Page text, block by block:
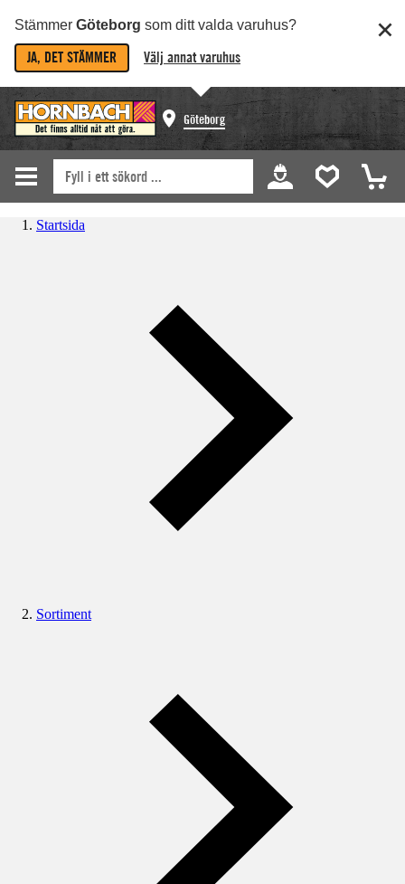
Stämmer Göteborg som ditt valda varuhus?
JA, DET STÄMMER Välj annat varuhus
Göteborg
Startsida
Sortiment